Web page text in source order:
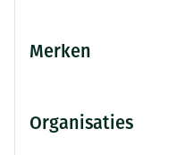
Merken
Organisaties